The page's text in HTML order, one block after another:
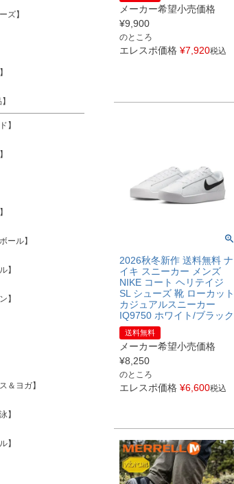
ズ】
】
ール】
】
】
＆ヨガ】
】
】
メーカー希望小売価格
¥9,900
のところ
エレスポ価格 ¥7,920税込
2026秋冬新作 送料無料 ナ
イキ スニーカー メンズ
NIKE コート ヘリテイジ
SL シューズ 靴 ローカット
カジュアルスニーカー
IQ9750 ホワイト/ブラック
送料無料
メーカー希望小売価格
¥8,250
のところ
エレスポ価格 ¥6,600税込